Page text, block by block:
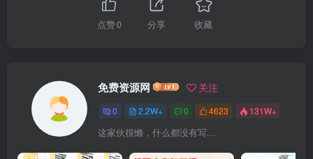
点赞0 分享 收藏
免费资源网 关注
0 2.2W+ 0 4623 131W+
这家伙很懒，什么都没有写...